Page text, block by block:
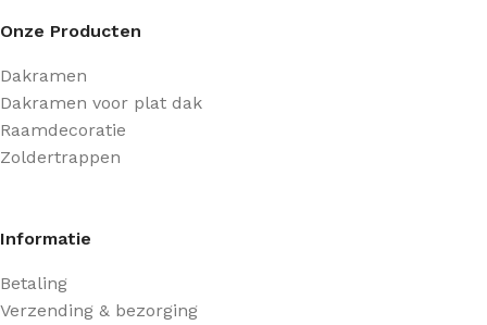
Onze Producten
Dakramen
Dakramen voor plat dak
Raamdecoratie
Zoldertrappen
Informatie
Betaling
Verzending & bezorging